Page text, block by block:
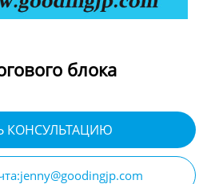
блока
КОНСУЛЬТАЦИЮ